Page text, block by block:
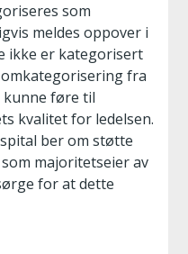
som
meldes oppover i
ikke er kategorisert
fra
føre til
kvalitet for ledelsen.
ber om støtte
majoritetseier av
for at dette